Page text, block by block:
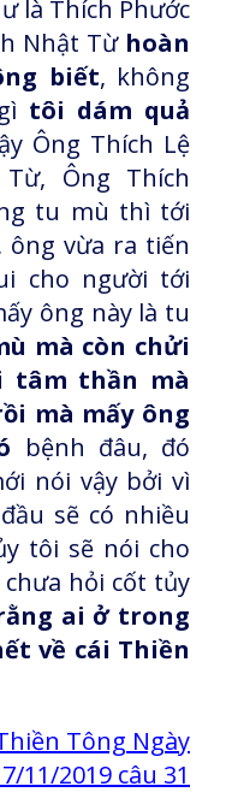
là Thích Phước
Nhật Từ hoàn
biết, không
tôi dám quả
Ông Thích Lệ
Ông Thích
tu mù thì tới
ông vừa ra tiến
cho người tới
ông này là tu
mà còn chửi
thần mà
mà mấy ông
bệnh đâu, đó
nói vậy bởi vì
sẽ có nhiều
tôi sẽ nói cho
hỏi cốt tủy
ai ở trong
về cái Thiền
Tông Ngày
11/2019 câu 31